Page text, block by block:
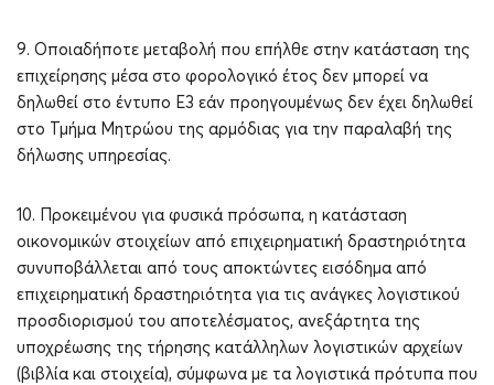
9. Οποιαδήποτε μεταβολή που επήλθε στην κατάσταση της
επιχείρησης μέσα στο φορολογικό έτος δεν μπορεί να
δηλωθεί στο έντυπο Ε3 εάν προηγουμένως δεν έχει δηλωθεί
στο Τμήμα Μητρώου της αρμόδιας για την παραλαβή της
δήλωσης υπηρεσίας.
10. Προκειμένου για φυσικά πρόσωπα, η κατάσταση
οικονομικών στοιχείων από επιχειρηματική δραστηριότητα
συνυποβάλλεται από τους αποκτώντες εισόδημα από
επιχειρηματική δραστηριότητα για τις ανάγκες λογιστικού
προσδιορισμού του αποτελέσματος, ανεξάρτητα της
υποχρέωσης της τήρησης κατάλληλων λογιστικών αρχείων
(βιβλία και στοιχεία), σύμφωνα με τα λογιστικά πρότυπα που